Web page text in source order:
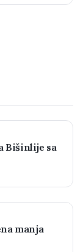
Bišinlije sa
manja